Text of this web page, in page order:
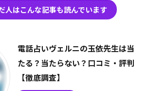
人はこんな記事も読んでいます
電話占いヴェルニの玉依先生は当
たる？当たらない？口コミ・評判
【徹底調査】